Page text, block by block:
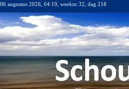
augustus 2026, 04:19, weeknr 32, dag 218